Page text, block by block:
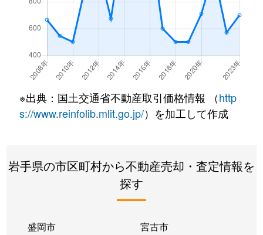
※出典：国土交通省不動産取引価格情報 （http
s://www.reinfolib.mlit.go.jp/）を加工して作成
岩手県の市区町村から不動産売却・査定情報を
探す
盛岡市 宮古市